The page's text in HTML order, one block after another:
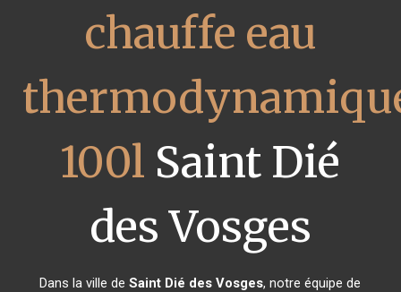
chauffe eau
100l Saint Dié
des Vosges
Dans la ville deSaint Dié des Vosges, notre équipe de